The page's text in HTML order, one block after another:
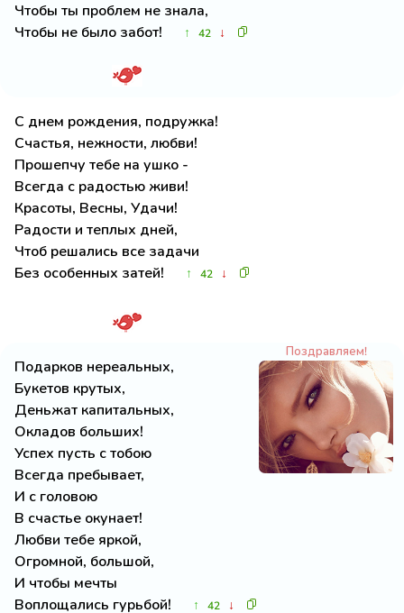
Чтобы ты проблем не знала,
Чтобы не было забот!
↑ 42 ↓
С днем рождения, подружка!
Счастья, нежности, любви!
Прошепчу тебе на ушко -
Всегда с радостью живи!
Красоты, Весны, Удачи!
Радости и теплых дней,
Чтоб решались все задачи
Без особенных затей!
↑ 42 ↓
Поздравляем!
Подарков нереальных,
Букетов крутых,
Деньжат капитальных,
Окладов больших!
Успех пусть с тобою
Всегда пребывает,
И с головою
В счастье окунает!
Любви тебе яркой,
Огромной, большой,
И чтобы мечты
Воплощались гурьбой!
↑ 42 ↓